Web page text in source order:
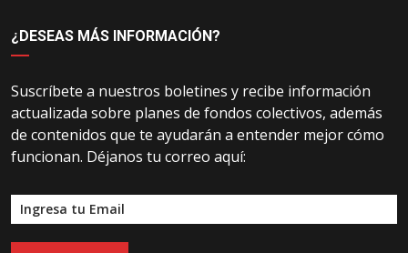
¿DESEAS MÁS INFORMACIÓN?
Suscríbete a nuestros boletines y recibe información
actualizada sobre planes de fondos colectivos, además
de contenidos que te ayudarán a entender mejor cómo
funcionan. Déjanos tu correo aquí: